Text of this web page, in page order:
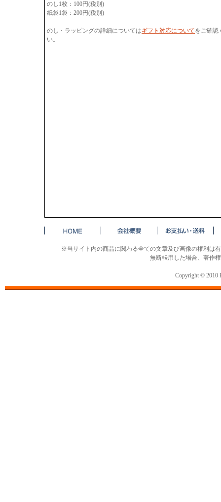
のし1枚：100円(税別)
紙袋1袋：200円(税別)
のし・ラッピングの詳細についてはギフト対応についてをご確認
い。
※当サイト内の商品に関わる全ての文章及び画像の権利は
無断転用した場合、著作
Copyright © 2010